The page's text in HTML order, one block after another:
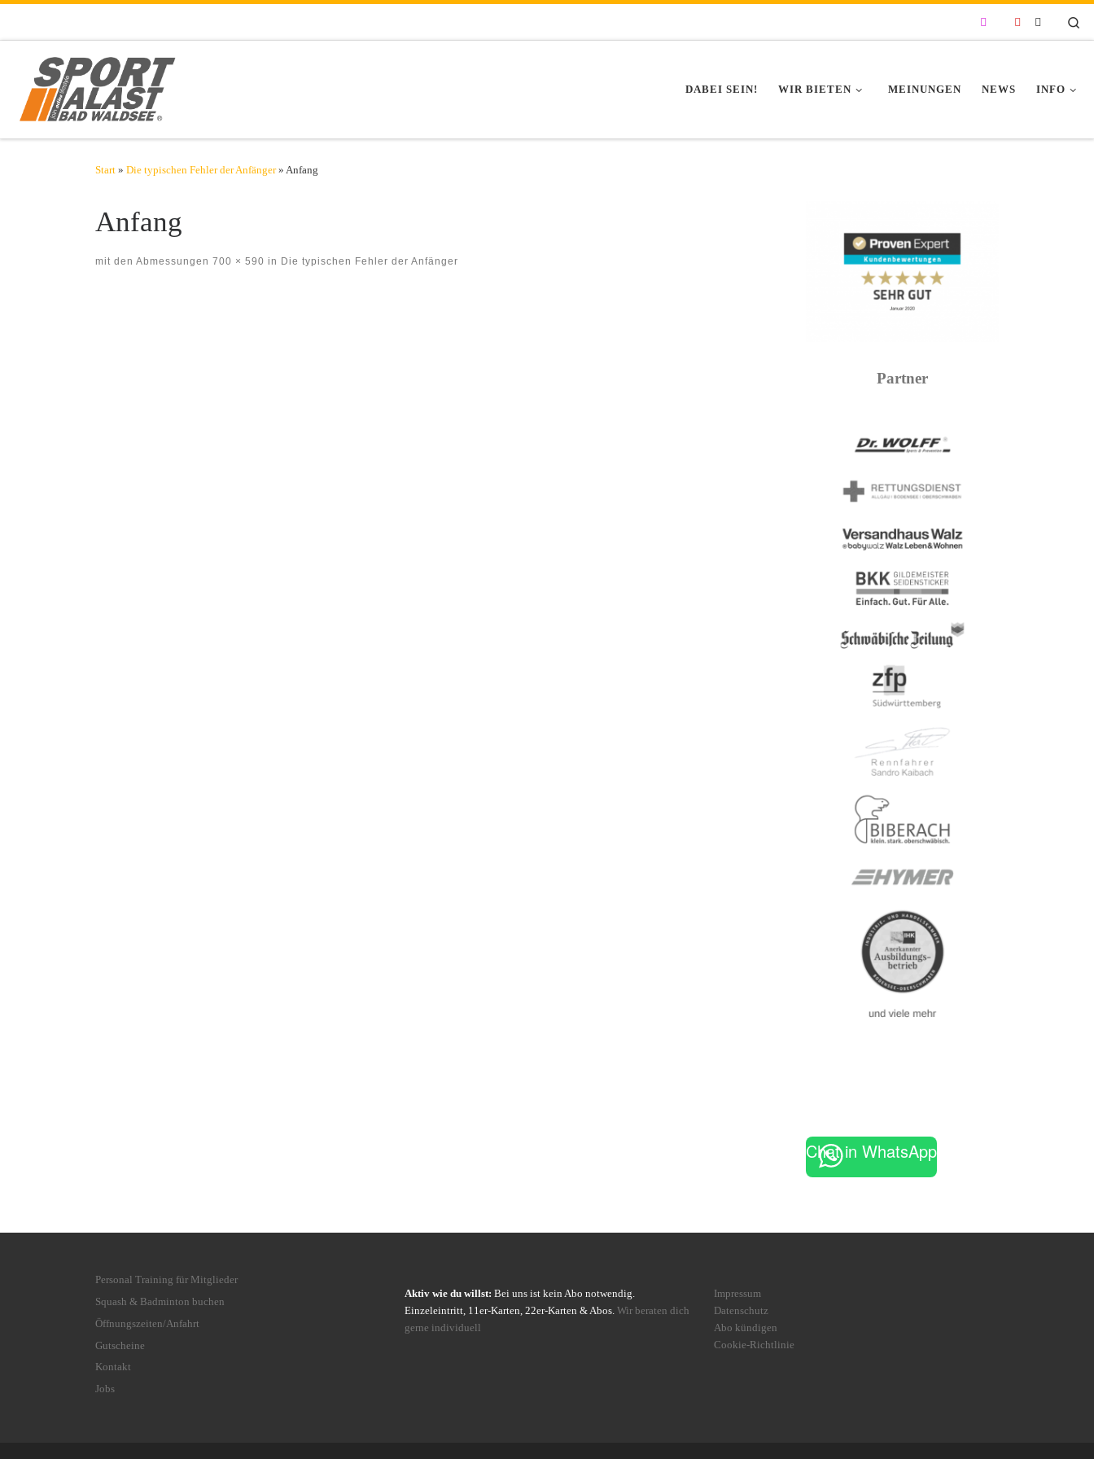
DABEI SEIN! WIR BIETEN MEINUNGEN NEWS INFO
Start » Die typischen Fehler der Anfänger » Anfang
Anfang
mit den Abmessungen 700 × 590 in Die typischen Fehler der Anfänger
Partner
Chat in WhatsApp
Personal Training für Mitglieder
Squash & Badminton buchen
Öffnungszeiten/Anfahrt
Gutscheine
Kontakt
Jobs
Aktiv wie du willst: Bei uns ist kein Abo notwendig.
Einzeleintritt, 11er-Karten, 22er-Karten & Abos. Wir beraten dich
gerne individuell
Impressum
Datenschutz
Abo kündigen
Cookie-Richtlinie